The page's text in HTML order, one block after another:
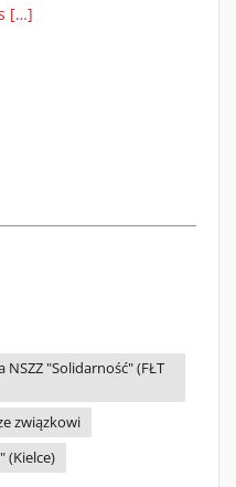
[…]
NSZZ "Solidarność" (FŁT
związkowi
(Kielce)